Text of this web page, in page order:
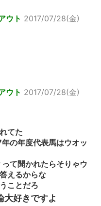
ウト 2017/07/28(金)
ウト 2017/07/28(金)
てた
の年度代表馬はウオッ
て聞かれたらそりゃウ
えるからな
ことだろ
大好きですよ